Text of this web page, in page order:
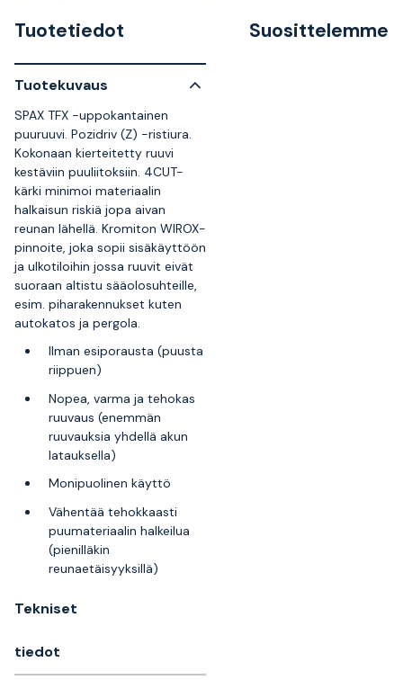
Tuotetiedot
Tuotekuvaus
SPAX TFX -uppokantainen
puuruuvi. Pozidriv (Z) -ristiura.
Kokonaan kierteitetty ruuvi
kestäviin puuliitoksiin. 4CUT-
kärki minimoi materiaalin
halkaisun riskiä jopa aivan
reunan lähellä. Kromiton WIROX-
pinnoite, joka sopii sisäkäyttöön
ja ulkotiloihin jossa ruuvit eivät
suoraan altistu sääolosuhteille,
esim. piharakennukset kuten
autokatos ja pergola.
Ilman esiporausta (puusta
riippuen)
Nopea, varma ja tehokas
ruuvaus (enemmän
ruuvauksia yhdellä akun
latauksella)
Monipuolinen käyttö
Vähentää tehokkaasti
puumateriaalin halkeilua
(pienilläkin
reunaetäisyyksillä)
Tekniset
tiedot
Suosittelemme